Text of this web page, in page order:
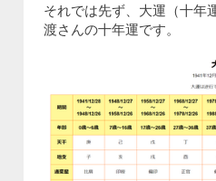
それでは先ず、大運（十年
渡さんの十年運です。